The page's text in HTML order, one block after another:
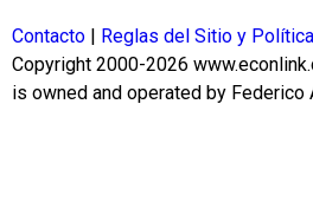
Contacto | Reglas del Sitio y
Copyright 2000-2026
is owned and operated by Federico